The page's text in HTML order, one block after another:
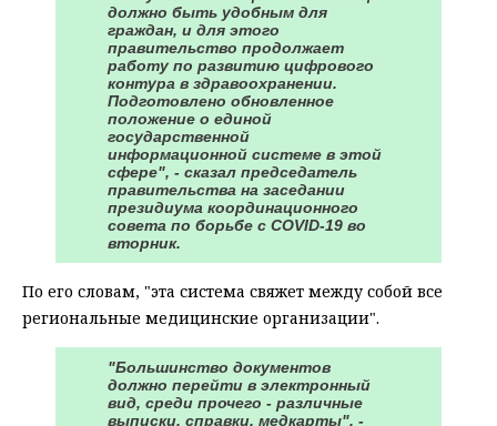
должно быть удобным для
граждан, и для этого
правительство продолжает
работу по развитию цифрового
контура в здравоохранении.
Подготовлено обновленное
положение о единой
государственной
информационной системе в этой
сфере", - сказал председатель
правительства на заседании
президиума координационного
совета по борьбе с COVID-19 во
вторник.
По его словам, "эта система свяжет между собой все
региональные медицинские организации".
"Большинство документов
должно перейти в электронный
вид, среди прочего - различные
выписки, справки, медкарты", -